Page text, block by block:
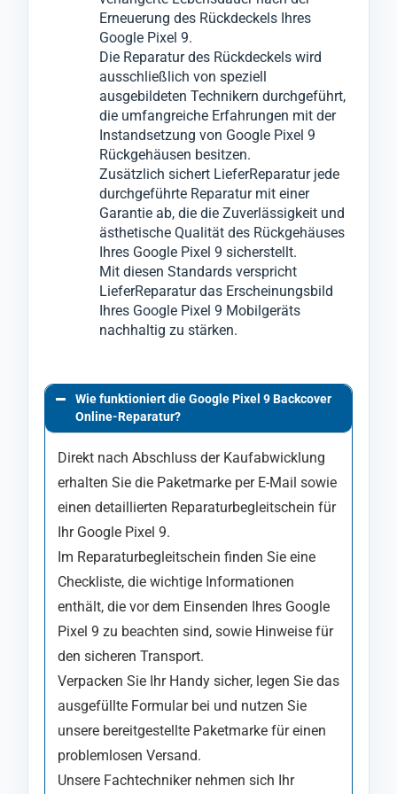
Erneuerung des Rückdeckels Ihres
Google Pixel 9.
Die Reparatur des Rückdeckels wird
ausschließlich von speziell
ausgebildeten Technikern durchgeführt,
die umfangreiche Erfahrungen mit der
Instandsetzung von Google Pixel 9
Rückgehäusen besitzen.
Zusätzlich sichert LieferReparatur jede
durchgeführte Reparatur mit einer
Garantie ab, die die Zuverlässigkeit und
ästhetische Qualität des Rückgehäuses
Ihres Google Pixel 9 sicherstellt.
Mit diesen Standards verspricht
LieferReparatur das Erscheinungsbild
Ihres Google Pixel 9 Mobilgeräts
nachhaltig zu stärken.
Wie funktioniert die Google Pixel 9 Backcover
Online-Reparatur?
Direkt nach Abschluss der Kaufabwicklung
erhalten Sie die Paketmarke per E-Mail sowie
einen detaillierten Reparaturbegleitschein für
Ihr Google Pixel 9.
Im Reparaturbegleitschein finden Sie eine
Checkliste, die wichtige Informationen
enthält, die vor dem Einsenden Ihres Google
Pixel 9 zu beachten sind, sowie Hinweise für
den sicheren Transport.
Verpacken Sie Ihr Handy sicher, legen Sie das
ausgefüllte Formular bei und nutzen Sie
unsere bereitgestellte Paketmarke für einen
problemlosen Versand.
Unsere Fachtechniker nehmen sich Ihr